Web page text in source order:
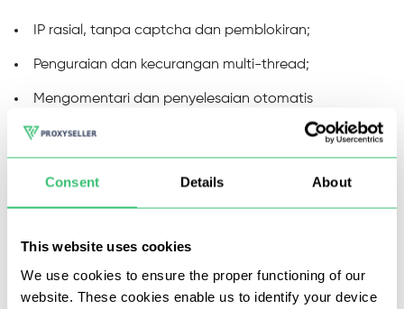
Consent Details About
This website uses cookies
We use cookies to ensure the proper functioning of our
website. These cookies enable us to identify your device
IP rasial, tanpa captcha dan pemblokiran;
Penguraian dan kecurangan multi-thread;
Mengomentari dan penyelesaian otomatis